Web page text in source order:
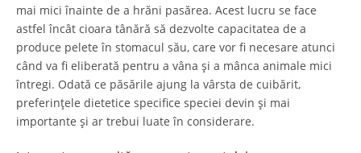
mai mici înainte de a hrăni pasărea. Acest lucru se face
astfel încât cioara tânără să dezvolte capacitatea de a
produce pelete în stomacul său, care vor fi necesare atunci
când va fi eliberată pentru a vâna și a mânca animale mici
întregi. Odată ce păsările ajung la vârsta de cuibărit,
preferințele dietetice specifice speciei devin și mai
importante și ar trebui luate în considerare.